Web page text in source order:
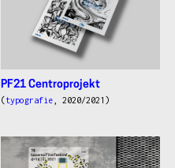
PF21 Centroprojekt
( typografie , 2020/2021)